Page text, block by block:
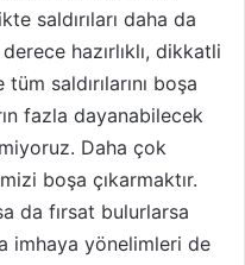
saldırıları daha da
hazırlıklı, dikkatli
saldırılarını boşa
fazla dayanabilecek
Daha çok
boşa çıkarmaktır.
da fırsat bulurlarsa
imhaya yönelimleri de